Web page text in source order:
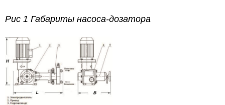
Рис 1 Габариты насоса-дозатора